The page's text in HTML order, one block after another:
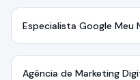
Especialista Google Meu
Agência de Marketing